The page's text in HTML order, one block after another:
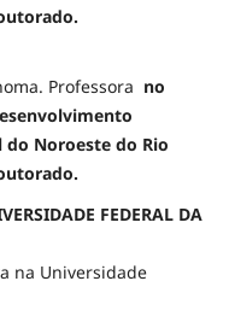
Professora no
do Noroeste do Rio
FEDERAL DA
na Universidade